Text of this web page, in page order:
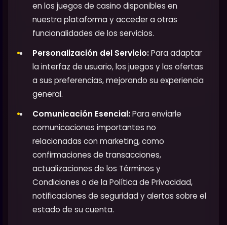
en los juegos de casino disponibles en
nuestra plataforma y acceder a otras
funcionalidades de los servicios.
Personalización del Servicio:Para adaptar
la interfaz de usuario, los juegos y las ofertas
a sus preferencias, mejorando su experiencia
general.
Comunicación Esencial:Para enviarle
comunicaciones importantes no
relacionadas con marketing, como
confirmaciones de transacciones,
actualizaciones de los Términos y
Condiciones o de la Política de Privacidad,
notificaciones de seguridad y alertas sobre el
estado de su cuenta.